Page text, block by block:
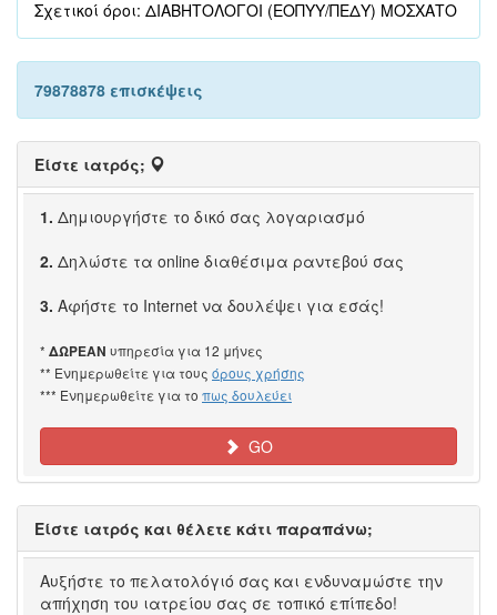
Σχετικοί όροι: ΔΙΑΒΗΤΟΛΟΓΟΙ (ΕΟΠΥΥ/ΠΕΔΥ) ΜΟΣΧΑΤΟ
79878878 επισκέψεις
Είστε ιατρός;
1. Δημιουργήστε το δικό σας λογαριασμό
2. Δηλώστε τα online διαθέσιμα ραντεβού σας
3. Αφήστε το Internet να δουλέψει για εσάς!
* ΔΩΡΕΑΝ υπηρεσία για 12 μήνες
** Ενημερωθείτε για τους όρους χρήσης
*** Ενημερωθείτε για το πως δουλεύει
GO
Είστε ιατρός και θέλετε κάτι παραπάνω;
Αυξήστε το πελατολόγιό σας και ενδυναμώστε την
απήχηση του ιατρείου σας σε τοπικό επίπεδο!